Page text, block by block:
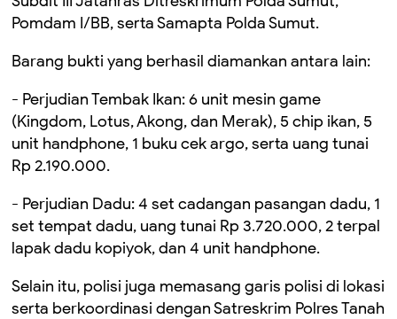
Pomdam I/BB, serta Samapta Polda Sumut.
Barang bukti yang berhasil diamankan antara lain:
- Perjudian Tembak Ikan: 6 unit mesin game
(Kingdom, Lotus, Akong, dan Merak), 5 chip ikan, 5
unit handphone, 1 buku cek argo, serta uang tunai
Rp 2.190.000.
- Perjudian Dadu: 4 set cadangan pasangan dadu, 1
set tempat dadu, uang tunai Rp 3.720.000, 2 terpal
lapak dadu kopiyok, dan 4 unit handphone.
Selain itu, polisi juga memasang garis polisi di lokasi
serta berkoordinasi dengan Satreskrim Polres Tanah